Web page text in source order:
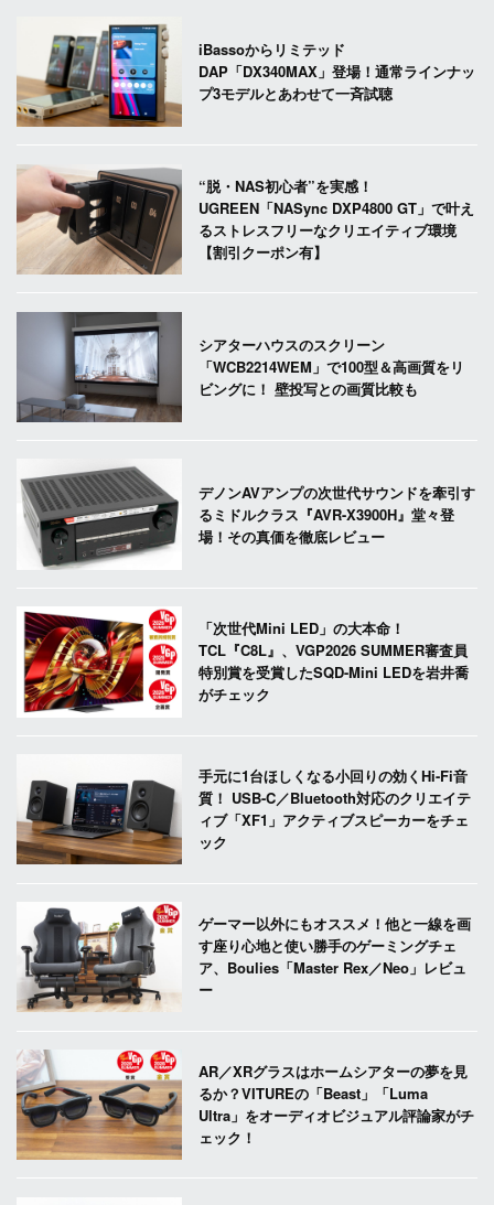
iBassoからリミテッド
DAP「DX340MAX」登場！通常ラインナッ
プ3モデルとあわせて一斉試聴
“脱・NAS初心者”を実感！
UGREEN「NASync DXP4800 GT」で叶え
るストレスフリーなクリエイティブ環境
【割引クーポン有】
シアターハウスのスクリーン
「WCB2214WEM」で100型＆高画質をリ
ビングに！ 壁投写との画質比較も
デノンAVアンプの次世代サウンドを牽引す
るミドルクラス『AVR-X3900H』堂々登
場！その真価を徹底レビュー
「次世代Mini LED」の大本命！
TCL『C8L』、VGP2026 SUMMER審査員
特別賞を受賞したSQD-Mini LEDを岩井喬
がチェック
手元に1台ほしくなる小回りの効くHi-Fi音
質！ USB-C／Bluetooth対応のクリエイテ
ィブ「XF1」アクティブスピーカーをチェ
ック
ゲーマー以外にもオススメ！他と一線を画
す座り心地と使い勝手のゲーミングチェ
ア、Boulies「Master Rex／Neo」レビュ
ー
AR／XRグラスはホームシアターの夢を見
るか？VITUREの「Beast」「Luma
Ultra」をオーディオビジュアル評論家がチ
ェック！